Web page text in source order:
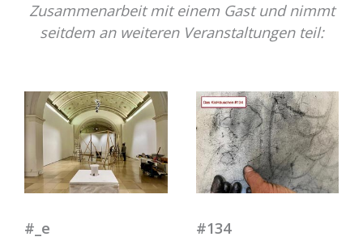
Zusammenarbeit mit einem Gast und nimmt
seitdem an weiteren Veranstaltungen teil:
#_e #134